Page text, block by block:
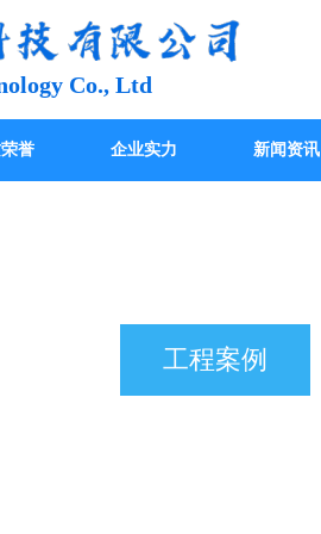
Co., Ltd
誉 企业实力 新闻资讯
工程案例